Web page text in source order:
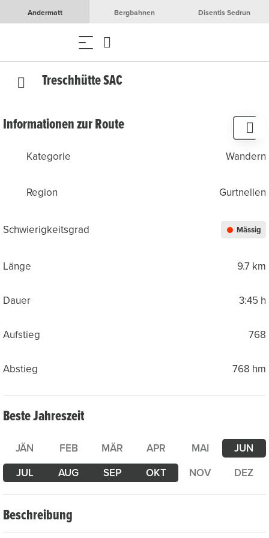
Andermatt Bergbahnen Disentis Sedrun
Treschhütte SAC
Informationen zur Route
Kategorie Wandern
Region Gurtnellen
Schwierigkeitsgrad Mässig
Länge 9.7 km
Dauer 3:45 h
Aufstieg 768
Abstieg 768 hm
Beste Jahreszeit
JÄN FEB MÄR APR MAI
JUN
JUL
AUG SEP OKT NOV DEZ
Beschreibung